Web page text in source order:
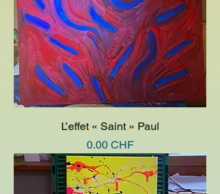
L’effet « Saint » Paul
Prix
0.00 CHF